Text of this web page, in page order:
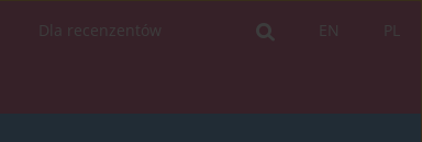
PL
EN
Dla recenzentów